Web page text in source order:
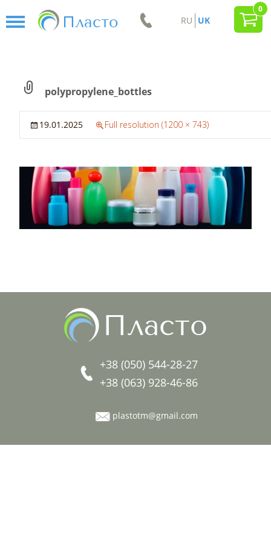
Пласто RU UK
0
polypropylene_bottles
19.01.2025 Full resolution (1200 × 743)
←Previous
Пласто
+38 (050) 544-28-27
+38 (063) 928-46-86
plastotm@gmail.com